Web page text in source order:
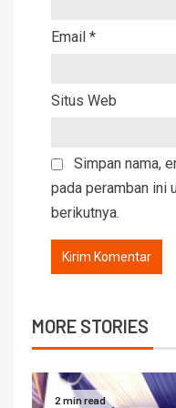
Email *
Situs Web
Simpan nama,
pada peramban ini
berikutnya.
MORE STORIES
2 min read